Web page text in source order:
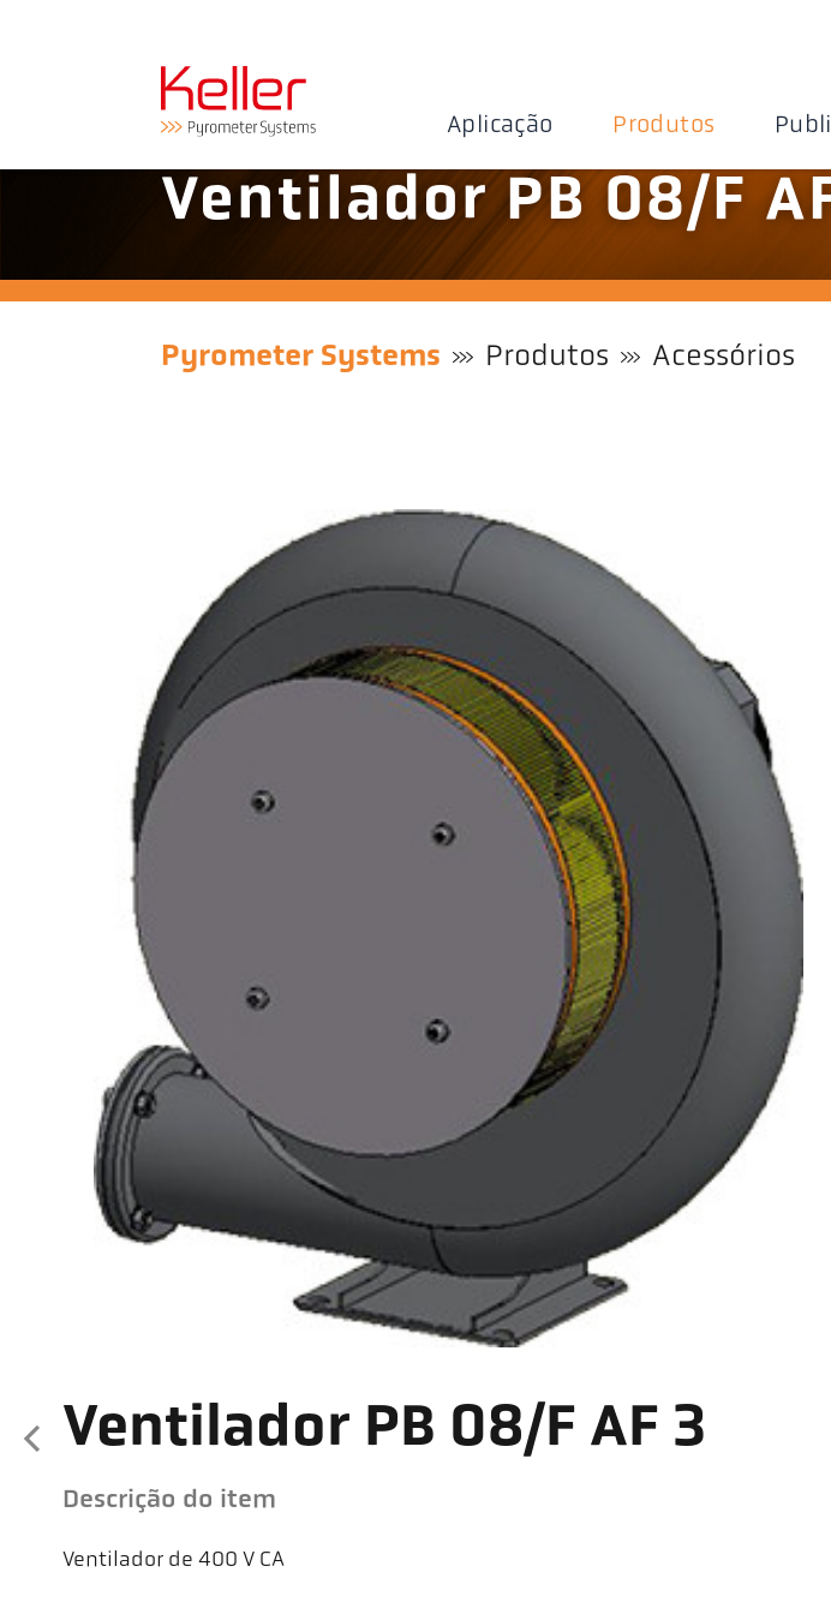
Aplicação Produtos
Ventilador PB 08/F
Pyrometer Systems Produtos Acessórios
Ventilador PB 08/F AF 3
Descrição do item
Ventilador de 400 V CA